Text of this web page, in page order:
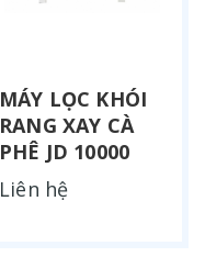
MÁY LỌC KHÓI
RANG XAY CÀ
PHÊ JD 10000
Liên hệ